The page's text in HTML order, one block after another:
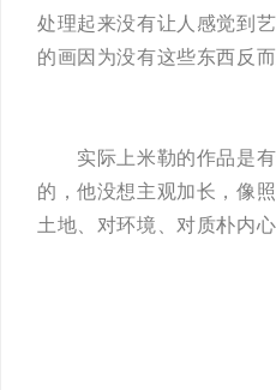
处理起来没有让人感觉到
的画因为没有这些东西反
实际上米勒的作品是有
的，他没想主观加长，像
土地、对环境、对质朴内心